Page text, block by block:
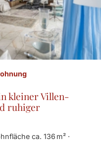
kleiner Villen-
ruhiger
ca. 136 m²